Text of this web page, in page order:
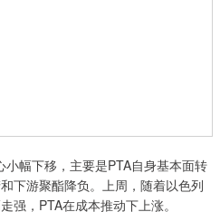
幅下移，主要是PTA自身基本面转
下游聚酯降负。上周，随着以色列
强，PTA在成本推动下上涨。